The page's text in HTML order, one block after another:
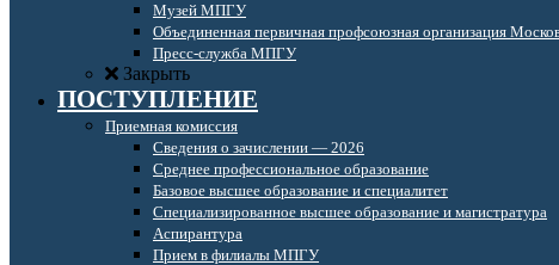
Музей МПГУ
Объединенная первичная профсоюзная организация
Пресс-служба МПГУ
Закрыть
ПОСТУПЛЕНИЕ
Приемная комиссия
Сведения о зачислении — 2026
Среднее профессиональное образование
Базовое высшее образование и специалитет
Специализированное высшее образование и магистратура
Аспирантура
Прием в филиалы МПГУ